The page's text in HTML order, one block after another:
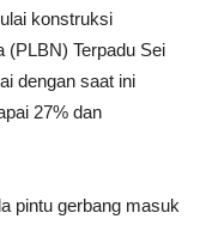
konstruksi
(PLBN) Terpadu Sei
dengan saat ini
27% dan
pintu gerbang masuk